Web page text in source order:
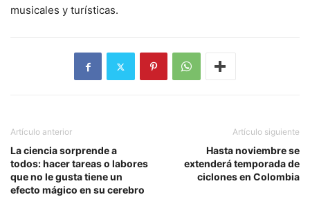
musicales y turísticas.
Artículo anterior
La ciencia sorprende a
todos: hacer tareas o labores
que no le gusta tiene un
efecto mágico en su cerebro
Artículo siguiente
Hasta noviembre se
extenderá temporada de
ciclones en Colombia